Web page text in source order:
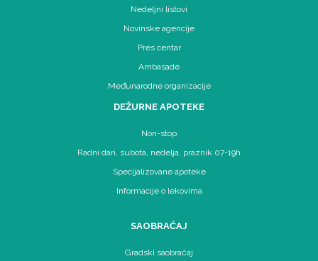
Nedeljni listovi
Novinske agencije
Pres centar
Ambasade
Međunarodne organizacije
DEŽURNE APOTEKE
Non-stop
Radni dan, subota, nedelja, praznik 07-19h
Specijalizovane apoteke
Informacije o lekovima
SAOBRAĆAJ
Gradski saobraćaj